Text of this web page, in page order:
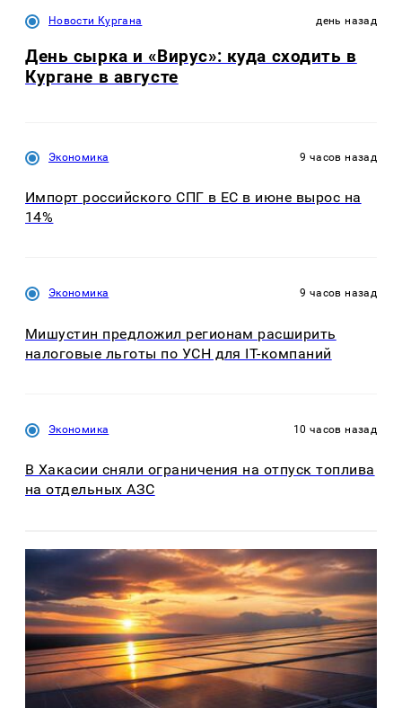
Новости Кургана день назад
День сырка и «Вирус»: куда сходить в
Кургане в августе
Экономика 9 часов назад
Импорт российского СПГ в ЕС в июне вырос на
14%
Экономика 9 часов назад
Мишустин предложил регионам расширить
налоговые льготы по УСН для IT-компаний
Экономика 10 часов назад
В Хакасии сняли ограничения на отпуск топлива
на отдельных АЗС